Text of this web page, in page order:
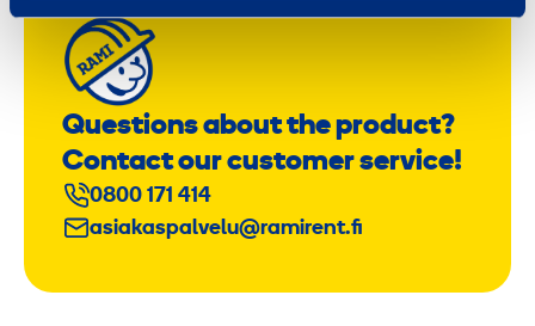
Questions about the product?
Contact our customer service!
0800 171 414
asiakaspalvelu@ramirent.fi